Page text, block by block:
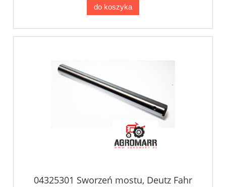
do koszyka
04325301 Sworzeń mostu, Deutz Fahr